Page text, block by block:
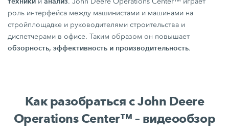
роль интерфейса между машинистами и машинами на
стройплощадке и руководителями строительства и
диспетчерами в офисе. Таким образом он повышает
обзорность, эффективность и производительность.
Как разобраться с John Deere
Operations Center™ – видеообзор